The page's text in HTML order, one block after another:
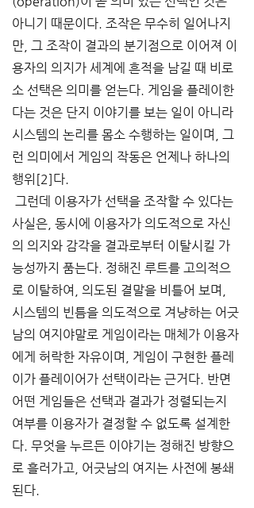
아니기 때문이다. 조작은 무수히 일어나지
만, 그 조작이 결과의 분기점으로 이어져 이
용자의 의지가 세계에 흔적을 남길 때 비로
소 선택은 의미를 얻는다. 게임을 플레이한
다는 것은 단지 이야기를 보는 일이 아니라
시스템의 논리를 몸소 수행하는 일이며, 그
런 의미에서 게임의 작동은 언제나 하나의
행위[2]다.
그런데 이용자가 선택을 조작할 수 있다는
사실은, 동시에 이용자가 의도적으로 자신
의 의지와 감각을 결과로부터 이탈시킬 가
능성까지 품는다. 정해진 루트를 고의적으
로 이탈하여, 의도된 결말을 비틀어 보며,
시스템의 빈틈을 의도적으로 겨냥하는 어긋
남의 여지야말로 게임이라는 매체가 이용자
에게 허락한 자유이며, 게임이 구현한 플레
이가 플레이어가 선택이라는 근거다. 반면
어떤 게임들은 선택과 결과가 정렬되는지
여부를 이용자가 결정할 수 없도록 설계한
다. 무엇을 누르든 이야기는 정해진 방향으
로 흘러가고, 어긋남의 여지는 사전에 봉쇄
된다.